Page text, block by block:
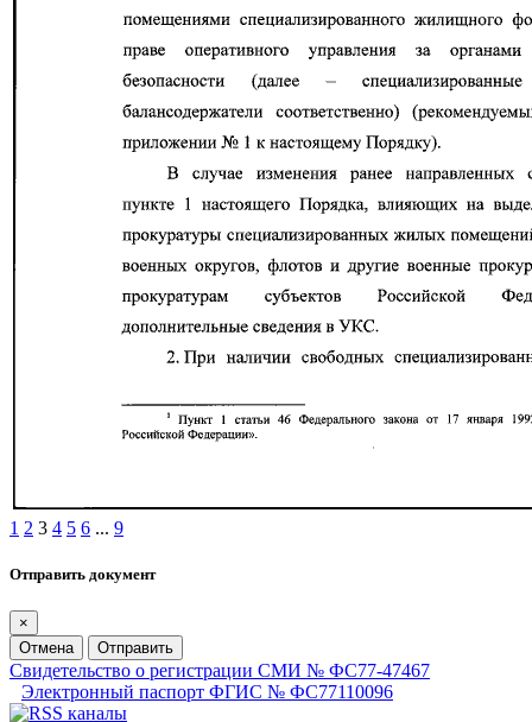
1 2 3 4 5 6 ... 9
Отправить документ
×
Отмена
Отправить
Свидетельство о регистрации СМИ № ФС77-47467
Электронный паспорт ФГИС № ФС77110096